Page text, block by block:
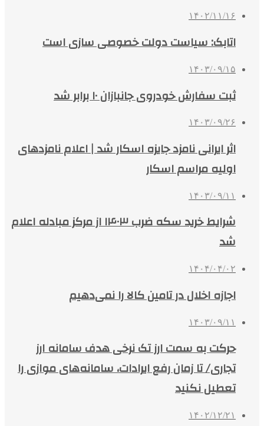
۱۴۰۲/۱۱/۱۶
اتابک: سیاست دولت خصوصی سازی است
۱۴۰۳/۰۹/۱۵
ثبت سفارش خودروی جانبازان ۱۰ برابر شد
۱۴۰۳/۰۹/۲۶
اثر ایرانی نامزد جایزه اسکار شد | اعلام نامزدهای
اولیه مراسم اسکار
۱۴۰۳/۰۹/۱۱
شرایط خرید سکه ضرب ۱۴۰۳ از مرکز مبادله اعلام
شد
۱۴۰۴/۰۴/۰۲
اجازه اخلال در تامین کالا را نمی‌دهیم
۱۴۰۳/۰۹/۱۱
حرکت به سمت ارز تک نرخی هدف سامانه ارز
تجاری/ تا زمان رفع ایرادات، سامانه‌های موازی را
تعطیل نکنید
۱۴۰۲/۱۲/۲۱